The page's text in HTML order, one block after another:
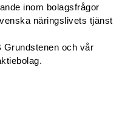
inom bolagsfrågor
näringslivets tjänst
Grundstenen och vår